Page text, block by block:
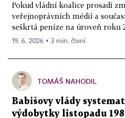
Pokud vládní koalice prosadí
veřejnoprávních médií a
seškrtá peníze na úroveň roku
19. 6. 2026 ▪ 3 min. čtení
TOMÁŠ NAHODIL
Babišovy vlády
výdobytky listopadu